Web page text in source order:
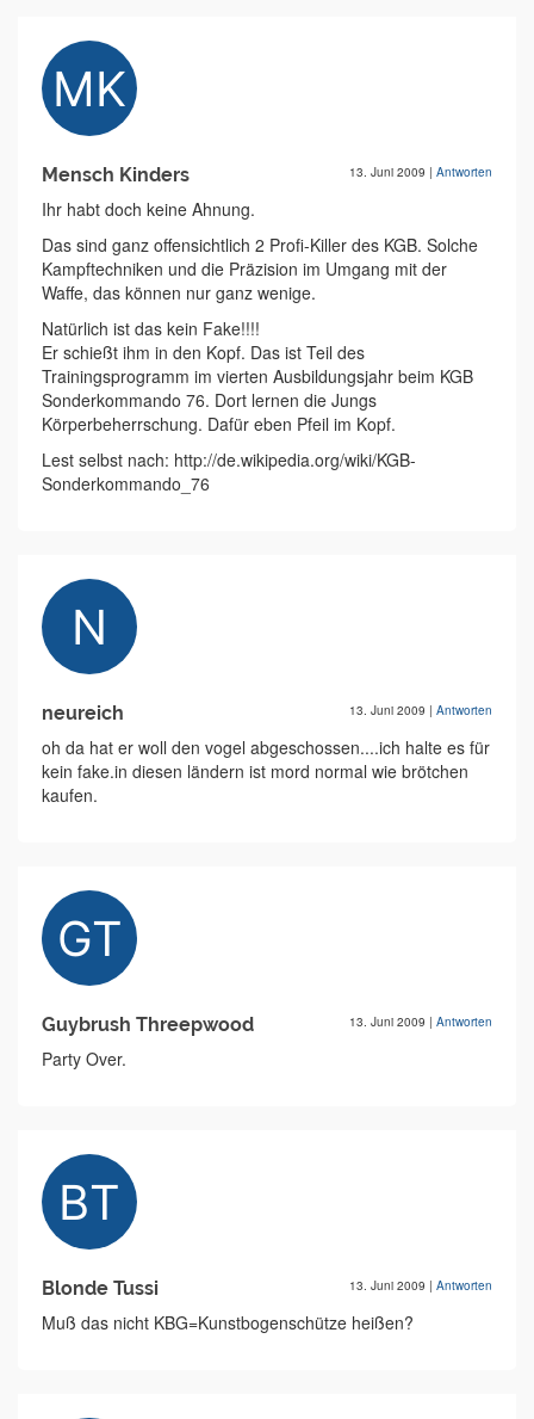
Mensch Kinders 13. Juni 2009 | Antworten
Ihr habt doch keine Ahnung.
Das sind ganz offensichtlich 2 Profi-Killer des KGB. Solche
Kampftechniken und die Präzision im Umgang mit der
Waffe, das können nur ganz wenige.
Natürlich ist das kein Fake!!!!
Er schießt ihm in den Kopf. Das ist Teil des
Trainingsprogramm im vierten Ausbildungsjahr beim KGB
Sonderkommando 76. Dort lernen die Jungs
Körperbeherrschung. Dafür eben Pfeil im Kopf.
Lest selbst nach: http://de.wikipedia.org/wiki/KGB-
Sonderkommando_76
neureich 13. Juni 2009 | Antworten
oh da hat er woll den vogel abgeschossen....ich halte es für
kein fake.in diesen ländern ist mord normal wie brötchen
kaufen.
Guybrush Threepwood 13. Juni 2009 | Antworten
Party Over.
Blonde Tussi 13. Juni 2009 | Antworten
Muß das nicht KBG=Kunstbogenschütze heißen?